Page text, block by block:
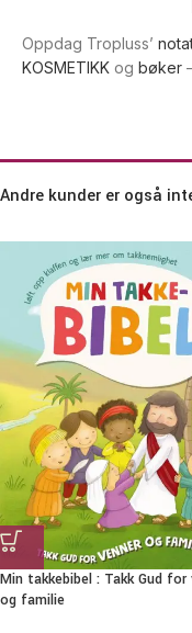
Oppdag Tropluss’
KOSMETIKKog bøker
Andre kunder er også
Min takkebibel : Takk Gud for
og familie